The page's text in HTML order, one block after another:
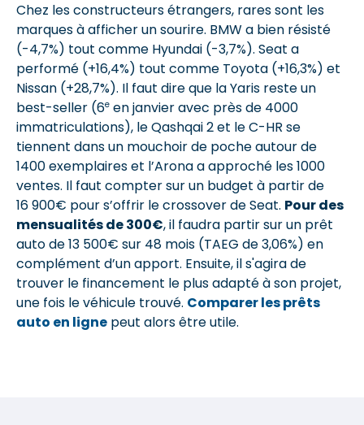
Chez les constructeurs étrangers, rares sont les
marques à afficher un sourire. BMW a bien résisté
(-4,7%) tout comme Hyundai (-3,7%). Seat a
performé (+16,4%) tout comme Toyota (+16,3%) et
Nissan (+28,7%). Il faut dire que la Yaris reste un
best-seller (6e en janvier avec près de 4000
immatriculations), le Qashqai 2 et le C-HR se
tiennent dans un mouchoir de poche autour de
1400 exemplaires et l’Arona a approché les 1000
ventes. Il faut compter sur un budget à partir de
16 900€ pour s’offrir le crossover de Seat. Pour des
mensualités de 300€, il faudra partir sur un prêt
auto de 13 500€ sur 48 mois (TAEG de 3,06%) en
complément d’un apport. Ensuite, il s'agira de
trouver le financement le plus adapté à son projet,
une fois le véhicule trouvé. Comparer les prêts
auto en ligne peut alors être utile.